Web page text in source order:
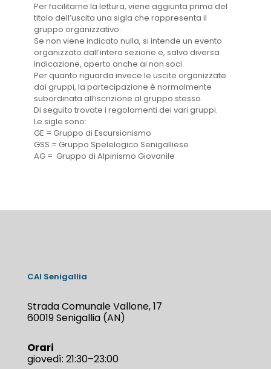
Per facilitarne la lettura, viene aggiunta prima del
titolo dell’uscita una sigla che rappresenta il
gruppo organizzativo.
Se non viene indicato nulla, si intende un evento
organizzato dall’intera sezione e, salvo diversa
indicazione, aperto anche ai non soci.
Per quanto riguarda invece le uscite organizzate
dai gruppi, la partecipazione è normalmente
subordinata all’iscrizione al gruppo stesso.
Di seguito trovate i regolamenti dei vari gruppi.
Le sigle sono:
GE = Gruppo di Escursionismo
GSS = Gruppo Spelelogico Senigalliese
AG = Gruppo di Alpinismo Giovanile
CAI Senigallia
Strada Comunale Vallone, 17
60019 Senigallia (AN)
Orari
giovedì: 21:30–23:00